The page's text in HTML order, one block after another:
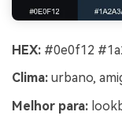
HEX: #0e0f12
Clima: urbano,
Melhor para: